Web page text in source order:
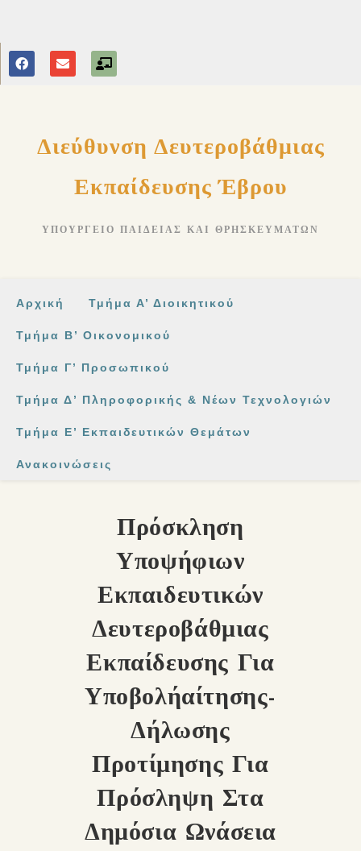
Διεύθυνση Δευτεροβάθμιας
Εκπαίδευσης Έβρου
ΥΠΟΥΡΓΕΊΟ ΠΑΙΔΕΊΑΣ ΚΑΙ ΘΡΗΣΚΕΥΜΆΤΩΝ
Αρχική Τμήμα Α’ Διοικητικού
Τμήμα Β’ Οικονομικού
Τμήμα Γ’ Προσωπικού
Τμήμα Δ’ Πληροφορικής & Νέων Τεχνολογιών
Τμήμα Ε’ Εκπαιδευτικών Θεμάτων
Ανακοινώσεις
Πρόσκληση
Υποψήφιων
Εκπαιδευτικών
Δευτεροβάθμιας
Εκπαίδευσης Για
Υποβολήαίτησης-
Δήλωσης
Προτίμησης Για
Πρόσληψη Στα
Δημόσια Ωνάσεια